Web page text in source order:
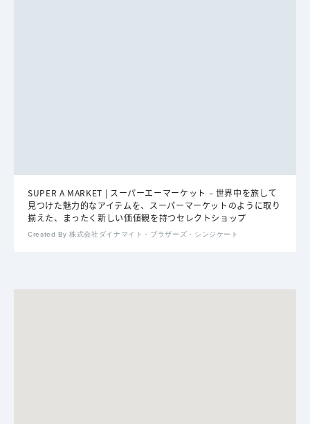
SUPER A MARKET | スーパーエーマーケット – 世界中を旅して
見つけた魅力的なアイテムを、スーパーマーケットのように取り
揃えた、まったく新しい価値観を持つセレクトショップ
Created By 株式会社ダイナマイト・ブラザーズ・シンジケート